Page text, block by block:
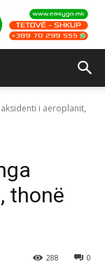
i aeroplanit,
thonë
0
288